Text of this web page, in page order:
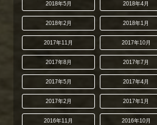
2018年5月 2018年4月
2018年2月 2018年1月
2017年11月 2017年10月
2017年8月 2017年7月
2017年5月 2017年4月
2017年2月 2017年1月
2016年11月 2016年10月